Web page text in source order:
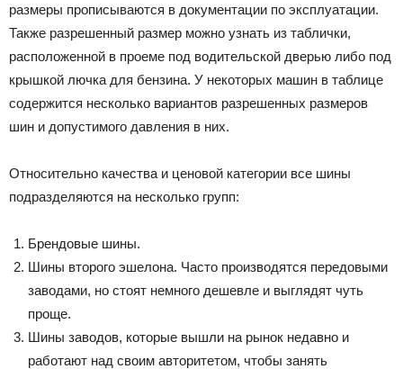
размеры прописываются в документации по эксплуатации.
Также разрешенный размер можно узнать из таблички,
расположенной в проеме под водительской дверью либо под
крышкой лючка для бензина. У некоторых машин в таблице
содержится несколько вариантов разрешенных размеров
шин и допустимого давления в них.
Относительно качества и ценовой категории все шины
подразделяются на несколько групп:
Брендовые шины.
Шины второго эшелона. Часто производятся передовыми
заводами, но стоят немного дешевле и выглядят чуть
проще.
Шины заводов, которые вышли на рынок недавно и
работают над своим авторитетом, чтобы занять